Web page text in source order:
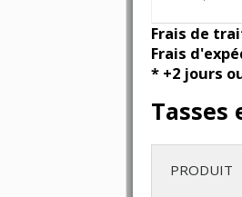
Frais de
Frais
* +2 jours
Tasses
PRODUIT